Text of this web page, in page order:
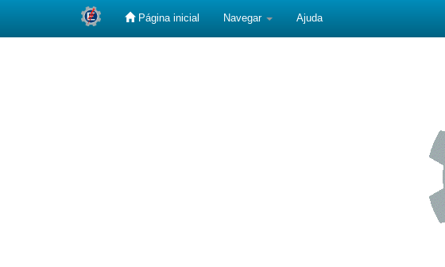
Página inicial Navegar Ajuda